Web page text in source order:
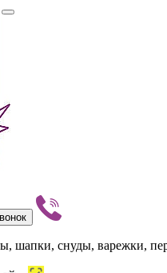
шапки, снуды, варежки,